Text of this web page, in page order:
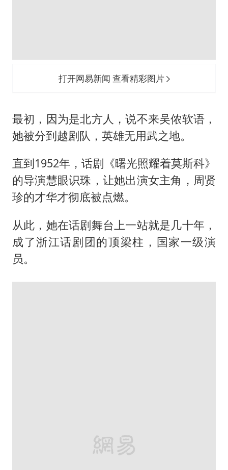
打开网易新闻 查看精彩图片
最初，因为是北方人，说不来吴侬软语，
她被分到越剧队，英雄无用武之地。
直到1952年，话剧《曙光照耀着莫斯科》
的导演慧眼识珠，让她出演女主角，周贤
珍的才华才彻底被点燃。
从此，她在话剧舞台上一站就是几十年，
成了浙江话剧团的顶梁柱，国家一级演
员。